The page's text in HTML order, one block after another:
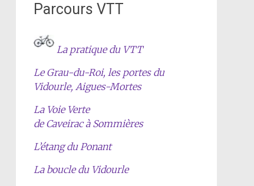
Parcours VTT
La pratique du VTT
Le Grau-du-Roi, les portes du
Vidourle, Aigues-Mortes
La Voie Verte
de Caveirac à Sommières
L’étang du Ponant
La boucle du Vidourle